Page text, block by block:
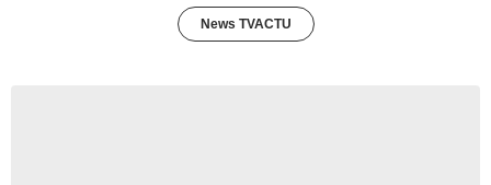
News TVACTU